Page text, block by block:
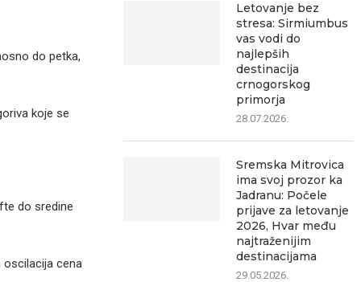
do petka,
koje se
do sredine
oscilacija cena
Letovanje bez
stresa: Sirmiumbus
vas vodi do
najlepših
destinacija
crnogorskog
primorja
28.07.2026.
Sremska Mitrovica
ima svoj prozor ka
Jadranu: Počele
prijave za letovanje
2026, Hvar među
najtraženijim
destinacijama
29.05.2026.